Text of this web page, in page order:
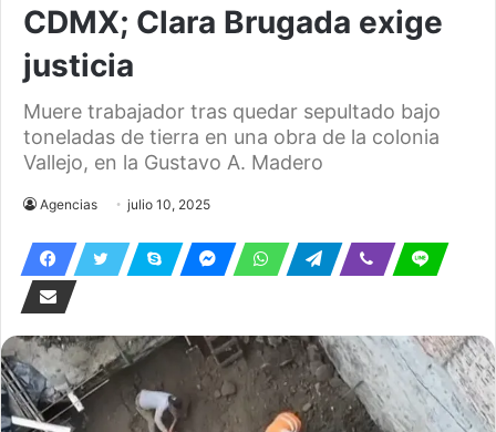
CDMX; Clara Brugada exige
justicia
Muere trabajador tras quedar sepultado bajo
toneladas de tierra en una obra de la colonia
Vallejo, en la Gustavo A. Madero
Agencias julio 10, 2025